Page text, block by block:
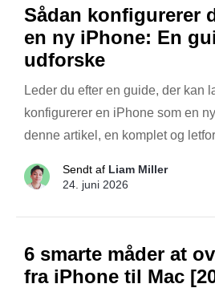
Sådan konfigurerer
en ny iPhone: En
udforske
Leder du efter en guide, der kan
konfigurerer en iPhone som en
denne artikel, en komplet og
Sendt af Liam Miller
24. juni 2026
6 smarte måder at
fra iPhone til Mac